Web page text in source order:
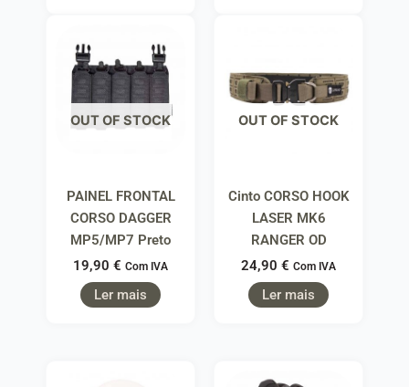
OUT OF STOCK
PAINEL FRONTAL
CORSO DAGGER
MP5/MP7 Preto
19,90 € Com IVA
Ler mais
OUT OF STOCK
Cinto CORSO HOOK
LASER MK6
RANGER OD
24,90 € Com IVA
Ler mais